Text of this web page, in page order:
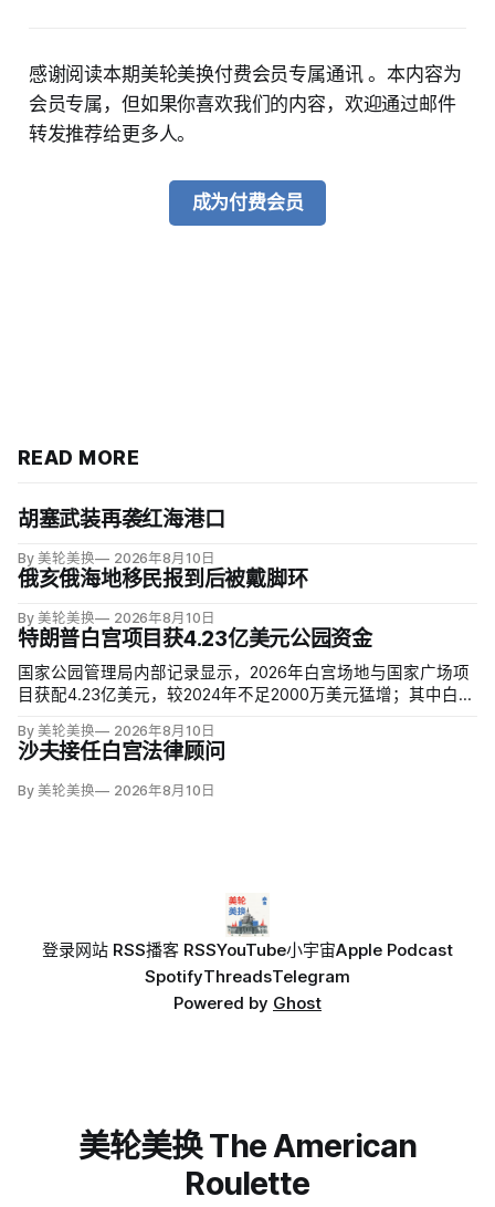
感谢阅读本期美轮美换付费会员专属通讯 。本内容为
会员专属，但如果你喜欢我们的内容，欢迎通过邮件
转发推荐给更多人。
成为付费会员
READ MORE
胡塞武装再袭红海港口
By 美轮美换 2026年8月10日
俄亥俄海地移民报到后被戴脚环
By 美轮美换 2026年8月10日
特朗普白宫项目获4.23亿美元公园资金
国家公园管理局内部记录显示，2026年白宫场地与国家广场项
目获配4.23亿美元，较2024年不足2000万美元猛增；其中白宫
谷等数十座公园资金下降，白宫与国家广场的额度甚至超过九
处知名公园总和。
By 美轮美换 2026年8月10日
沙夫接任白宫法律顾问
By 美轮美换 2026年8月10日
登录网站 RSS播客 RSSYouTube小宇宙Apple Podcast
SpotifyThreadsTelegram
Powered by Ghost
美轮美换 The American
Roulette